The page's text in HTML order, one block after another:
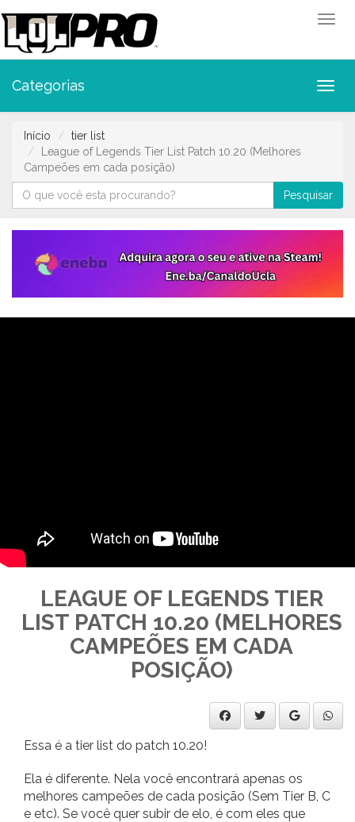
Categorias
Início
tier list
League of Legends Tier List Patch 10.20 (Melhores
Campeões em cada posição)
Pesquisar
LEAGUE OF LEGENDS TIER
LIST PATCH 10.20 (MELHORES
CAMPEÕES EM CADA
POSIÇÃO)
Essa é a tier list do patch 10.20!
Ela é diferente. Nela você encontrará apenas os
melhores campeões de cada posição (Sem Tier B, C
e etc). Se você quer subir de elo, é com eles que